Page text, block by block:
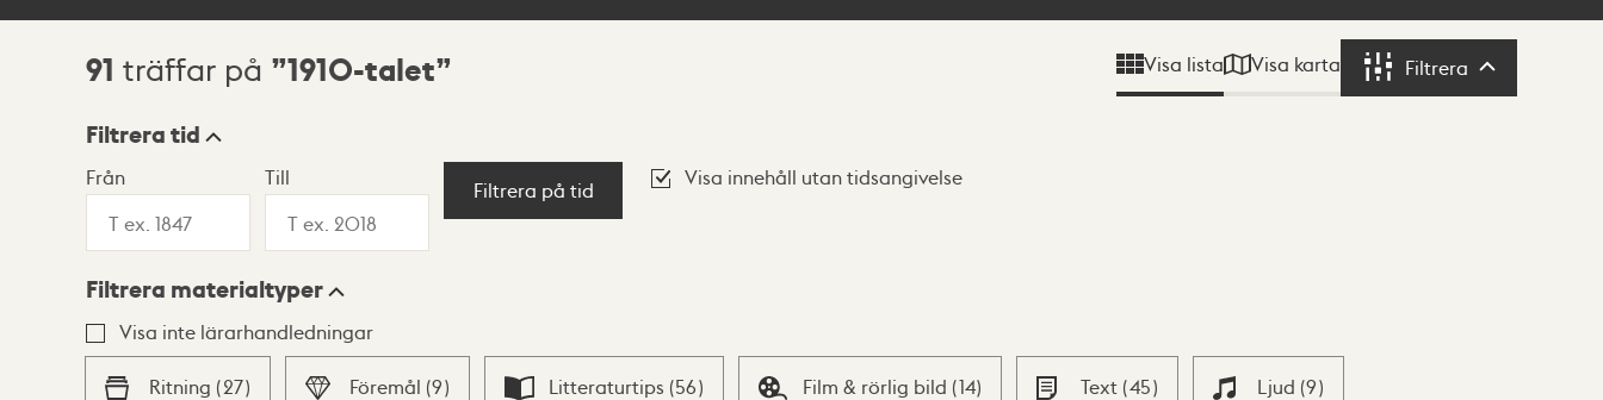
Sökresultat
91 träffar på 1910-talet Visa lista Visa karta Filtrera Filtrera
Visningsläge
Lista Karta
Filtrera tid
Från Till
Filtrera på tid
Visa innehåll utan tidsangivelse
Filtrera materialtyper
Visa inte lärarhandledningar
Ritning (27) Föremål (9) Litteraturtips (56) Film & rörlig bild (14) Text (45) Ljud (9)